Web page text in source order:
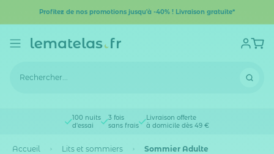
Profitez de nos promotions jusqu'à -40% ! Livraison gratuite*
100 nuits
d'essai
3 fois
sans frais
Livraison offerte
à domicile dès 49 €
Accueil Lits et sommiers Sommier Adulte